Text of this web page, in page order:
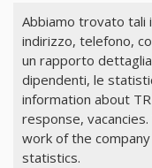
Abbiamo trovato tali
indirizzo, telefono,
un rapporto
dipendenti, le
information about
response,
work of the
statistics.